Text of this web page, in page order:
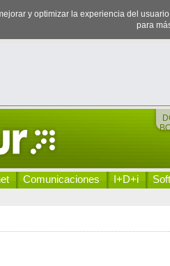
y optimizar la experiencia del
para
Comunicaciones I+D+i